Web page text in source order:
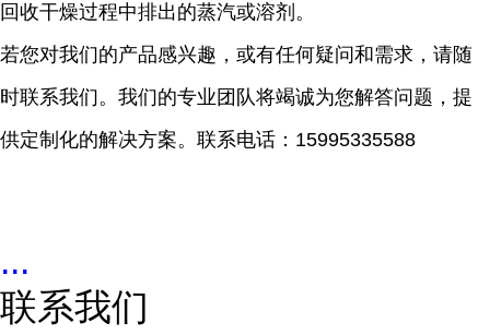
回收干燥过程中排出的蒸汽或溶剂。
若您对我们的产品感兴趣，或有任何疑问和需求，请随
时联系我们。我们的专业团队将竭诚为您解答问题，提
供定制化的解决方案。 联系电话： 15995335588
...
联系我们